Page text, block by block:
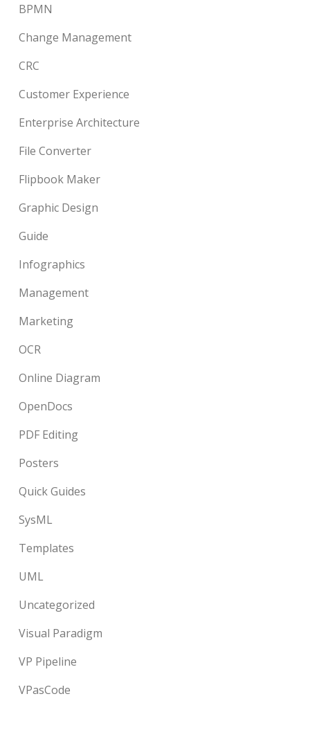
BPMN
Change Management
CRC
Customer Experience
Enterprise Architecture
File Converter
Flipbook Maker
Graphic Design
Guide
Infographics
Management
Marketing
OCR
Online Diagram
OpenDocs
PDF Editing
Posters
Quick Guides
SysML
Templates
UML
Uncategorized
Visual Paradigm
VP Pipeline
VPasCode